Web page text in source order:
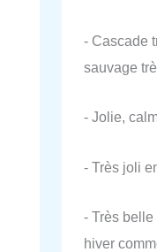
- Cascade
sauvage
- Jolie,
- Très joli
- Très
hiver